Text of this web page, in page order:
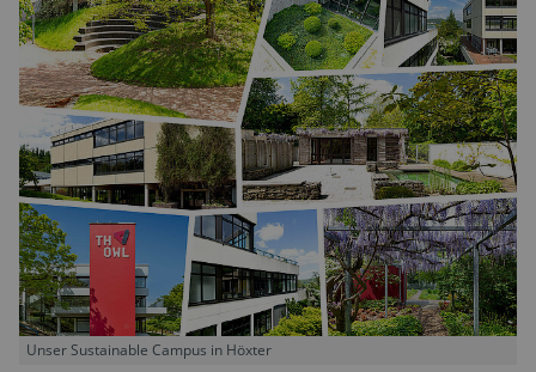
Unser Sustainable Campus in Höxter